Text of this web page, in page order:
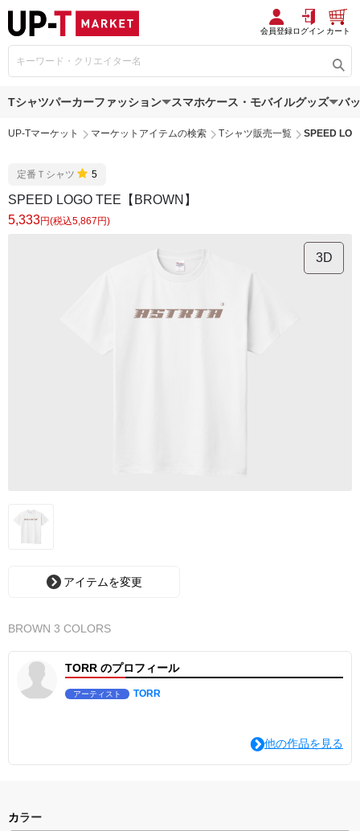
会員登録ログイン カート
Tシャツパーカーファッション スマホケース・モバイルグッズ バ
UP-Tマーケット マーケットアイテムの検索 Tシャツ販売一覧 SPEED
定番Ｔシャツ 5
SPEED LOGO TEE【BROWN】
5,333円(税込5,867円)
3D
アイテムを変更
BROWN 3 COLORS
TORR のプロフィール
アーティスト TORR
他の作品を見る
カラー